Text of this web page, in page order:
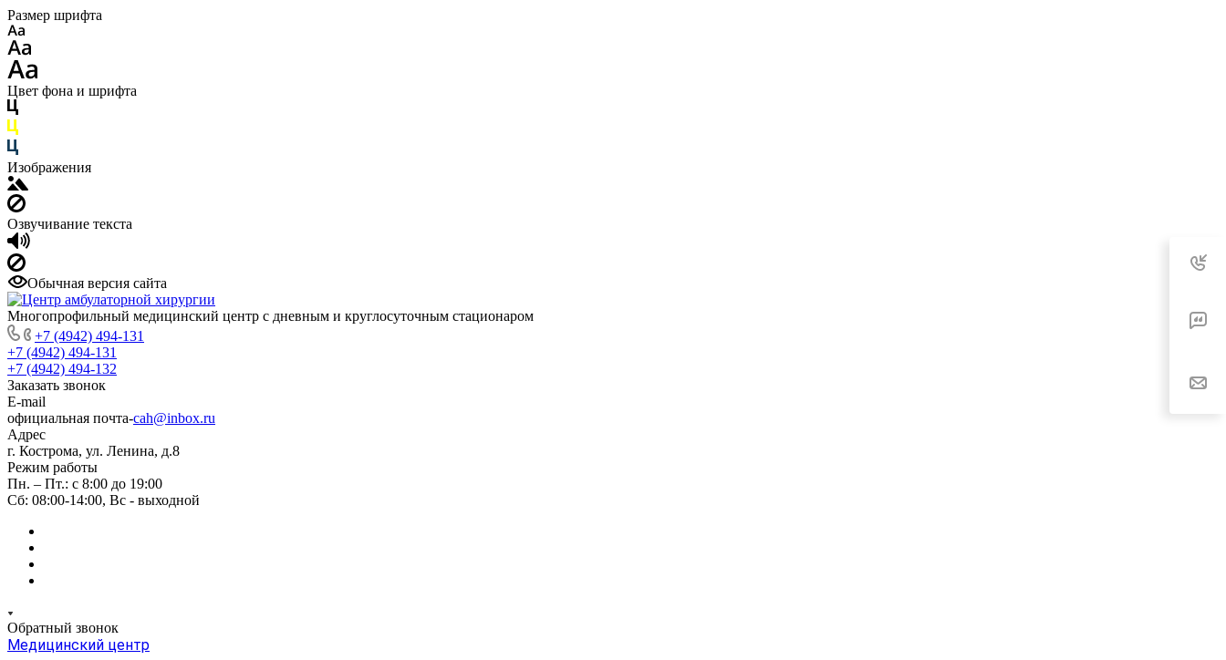
Размер шрифта
Цвет фона и шрифта
Изображения
Озвучивание текста
Обычная версия сайта
Многопрофильный медицинский центр с дневным и круглосуточным стационаром
+7 (4942) 494-131
+7 (4942) 494-131
+7 (4942) 494-132
Заказать звонок
E-mail
официальная почта-cah@inbox.ru
Адрес
г. Кострома, ул. Ленина, д.8
Режим работы
Пн. – Пт.: с 8:00 до 19:00
Сб: 08:00-14:00, Вс - выходной
Обратный звонок
Медицинский центр